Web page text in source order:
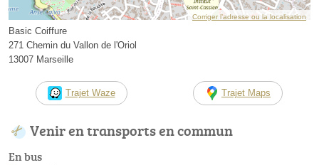
Corriger l’adresse ou la localisation
Basic Coiffure
271 Chemin du Vallon de l'Oriol
13007 Marseille
Trajet Waze Trajet Maps
Venir en transports en commun
En bus